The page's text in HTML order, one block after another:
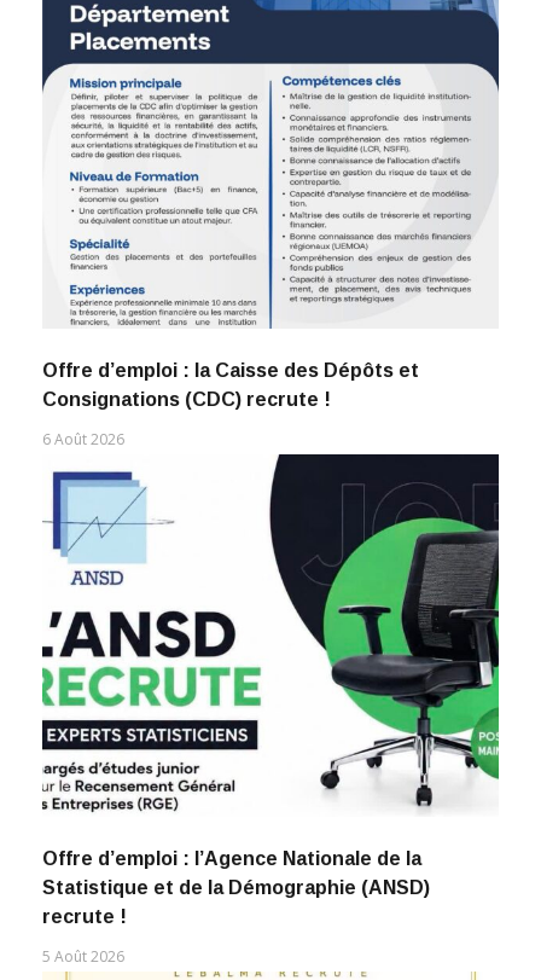
Offre d’emploi : la Caisse des Dépôts et
Consignations (CDC) recrute !
6 Août 2026
Offre d’emploi : l’Agence Nationale de la
Statistique et de la Démographie (ANSD)
recrute !
5 Août 2026